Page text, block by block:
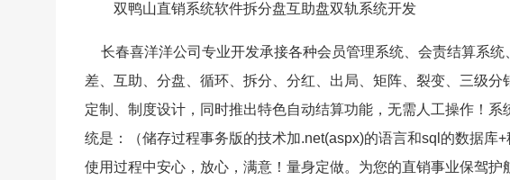
双鸭山直销系统软件拆分盘互助盘双轨系统开发
长春喜洋洋公司专业开发承接各种会员管理系统、会责结算系
差、互助、分盘、循环、拆分、分红、出局、矩阵、裂变、三级
定制、制度设计，同时推出特色自动结算功能，无需人工操作！
统是：（储存过程事务版的技术加.net(aspx)的语言和sql的数据
使用过程中安心，放心，满意！量身定做。为您的直销事业保驾护